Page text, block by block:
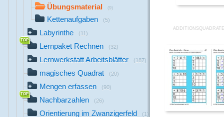
Übungsmaterial (9)
Kettenaufgaben (5)
Labyrinthe (11)
Lernpaket Rechnen (32)
Lernwerkstatt Arbeitsblätter (187)
magisches Quadrat (20)
Mengen erfassen (90)
Nachbarzahlen (26)
Orientierung im Zwanzigerfeld (1)